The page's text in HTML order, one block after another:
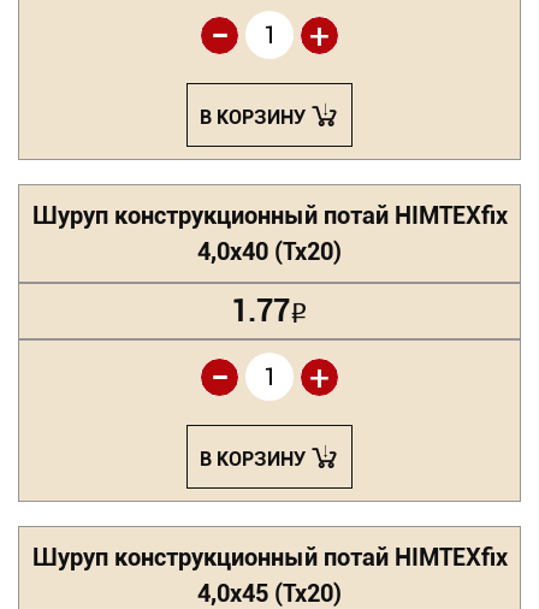
+
-
В КОРЗИНУ
Шуруп конструкционный потай HIMTEXfix
4,0х40 (Tx20)
1.77Р
+
-
В КОРЗИНУ
Шуруп конструкционный потай HIMTEXfix
4,0х45 (Tx20)